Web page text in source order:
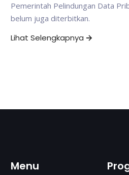
Pemerintah Pelindungan Data
belum juga diterbitkan.
Lihat Selengkapnya
Menu